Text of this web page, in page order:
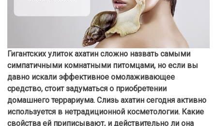
Гигантских улиток ахатин сложно назвать самыми
симпатичными комнатными питомцами, но если вы
давно искали эффективное омолаживающее
средство, стоит задуматься о приобретении
домашнего террариума. Слизь ахатин сегодня активно
используется в нетрадиционной косметологии. Какие
свойства ей приписывают, и действительно ли она